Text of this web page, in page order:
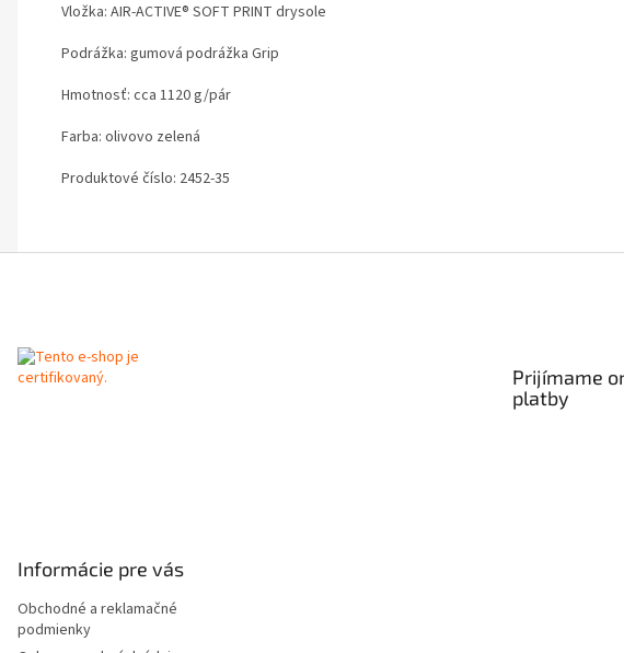
Vložka: AIR-ACTIVE® SOFT PRINT drysole
Podrážka: gumová podrážka Grip
Hmotnosť: cca 1120 g/pár
Farba: olivovo zelená
Produktové číslo: 2452-35
Prijímame
platby
Informácie pre vás
Obchodné a reklamačné
podmienky